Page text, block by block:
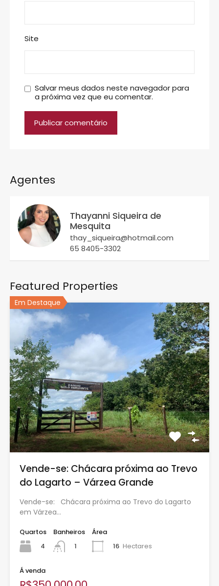
Site
Salvar meus dados neste navegador para
a próxima vez que eu comentar.
Agentes
Thayanni Siqueira de
Mesquita
thay_siqueira@hotmail.com
65 8405-3302
Featured Properties
Em Destaque
Vende-se: Chácara próxima ao Trevo
do Lagarto – Várzea Grande
Vende-se: Chácara próxima ao Trevo do Lagarto
em Várzea…
Quartos
4
Banheiros
1
Área
16 Hectares
Á venda